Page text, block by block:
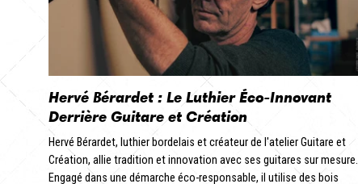
Hervé Bérardet : Le Luthier Éco-Innovant
Derrière Guitare et Création
Hervé Bérardet, luthier bordelais et créateur de l'atelier Guitare et
Création, allie tradition et innovation avec ses guitares sur mesure.
Engagé dans une démarche éco-responsable, il utilise des bois